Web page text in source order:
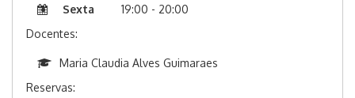
Sexta
19:00 - 20:00
Docentes:
Maria Claudia Alves Guimaraes
Reservas: